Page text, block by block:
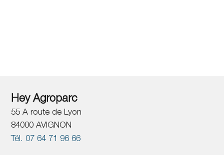
Hey Agroparc
55 A route de Lyon
84000 AVIGNON
Tél. 07 64 71 96 66